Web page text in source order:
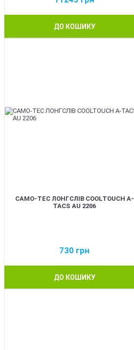
ДО КОШИКУ
CAMO-TEC ЛОНГСЛІВ COOLTOUCH A-
TACS AU 2206
730 грн
ДО КОШИКУ